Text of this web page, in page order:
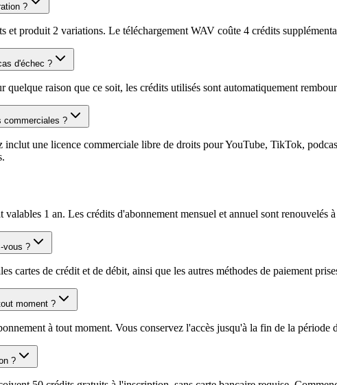
?
et produit 2 variations. Le téléchargement WAV coûte 4 crédits
d'échec ?
quelque raison que ce soit, les crédits utilisés sont automatiquement
commerciales ?
une licence commerciale libre de droits pour YouTube, TikTok,
valables 1 an. Les crédits d'abonnement mensuel et annuel sont renouvelés
vous ?
cartes de crédit et de débit, ainsi que les autres méthodes de paiement
moment ?
à tout moment. Vous conservez l'accès jusqu'à la fin de la période
?